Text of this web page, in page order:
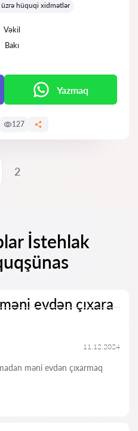
üzrə hüquqi xidmətlər
Vəkil
Bakı
Yazmaq
127
2
İstehlak
evdən çıxara
11.12.2024
məni evdən çıxarmaq